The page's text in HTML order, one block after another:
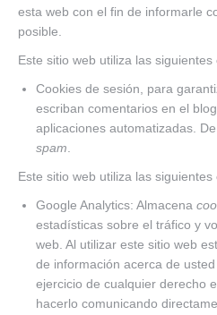
esta web con el fin de informarle
posible.
Este sitio web utiliza las siguientes
Cookies de sesión, para
escriban comentarios en el
aplicaciones automatizadas.
spam
Este sitio web utiliza las siguientes
Google Analytics: Almacena
estadísticas sobre el tráfico y
web. Al utilizar este sitio web
de información acerca de
ejercicio de cualquier derecho
hacerlo comunicando